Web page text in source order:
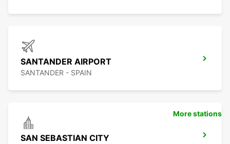
SANTANDER AIRPORT
SANTANDER - SPAIN
SAN SEBASTIAN CITY
More stations